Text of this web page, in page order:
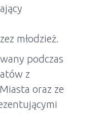
młodzież.
podczas
z
oraz ze